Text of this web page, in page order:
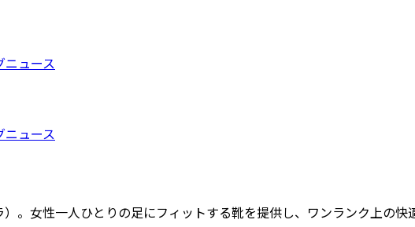
ニュース
ニュース
。女性一人ひとりの足にフィットする靴を提供し、ワンランク上の快